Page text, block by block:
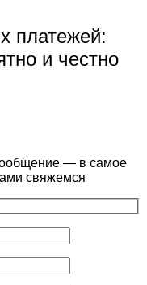
платежей:
и честно
— в самое
свяжемся